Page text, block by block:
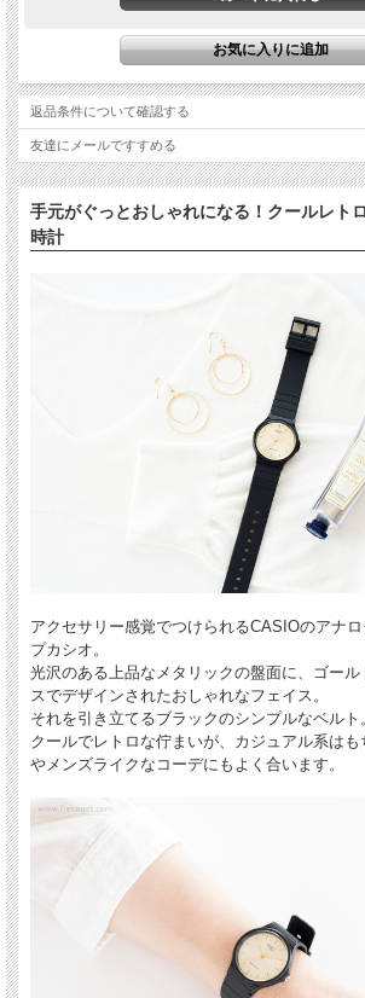
返品条件について確認する
友達にメールですすめる
手元がぐっとおしゃれになる！クールレト
時計
アクセサリー感覚でつけられるCASIOのアナ
プカシオ。
光沢のある上品なメタリックの盤面に、ゴール
スでデザインされたおしゃれなフェイス。
それを引き立てるブラックのシンプルなベルト
クールでレトロな佇まいが、カジュアル系は
やメンズライクなコーデにもよく合います。